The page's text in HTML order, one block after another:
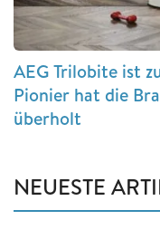
AEG Trilobite ist
Pionier hat die
überholt
NEUESTE